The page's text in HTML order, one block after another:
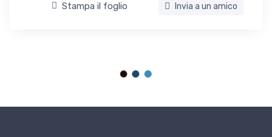
Stampa il foglio Invia a un amico